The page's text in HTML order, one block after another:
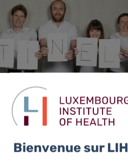
2022
du cancer
Bienvenue sur LIH